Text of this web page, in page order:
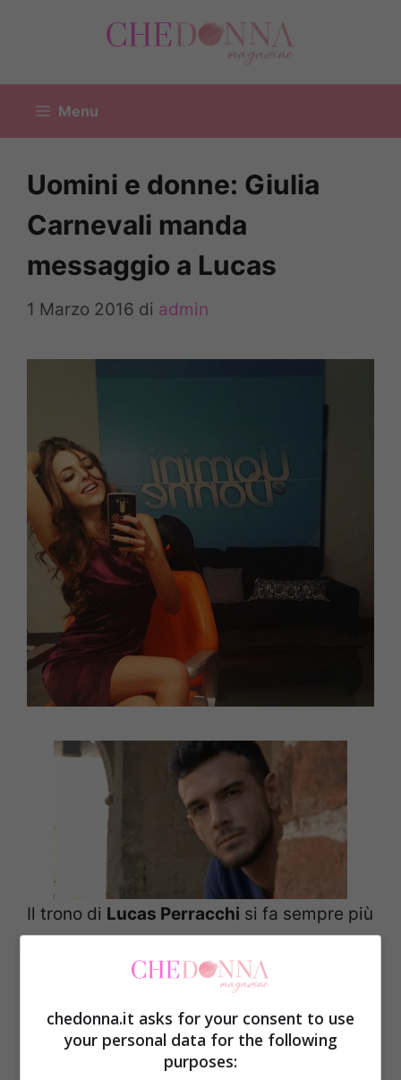
Menu
Uomini e donne: Giulia
Carnevali manda
messaggio a Lucas
1 Marzo 2016 di admin
Il trono di Lucas Perracchi si fa sempre più
Andrea Damante
rapporto di Lucas con le sue corteggiatrici
Giulia e Megghi
chedonna.it asks for your consent to use
your personal data for the following
purposes: